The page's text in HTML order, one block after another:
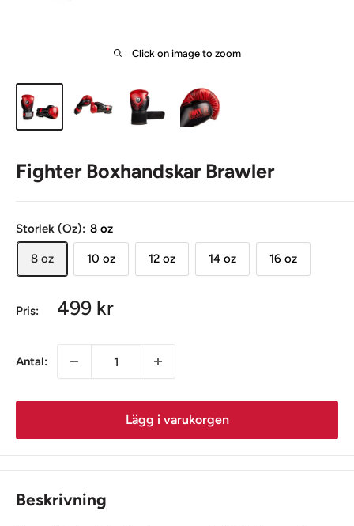
Click on image to zoom
Fighter Boxhandskar Brawler
Storlek (Oz): 8 oz
8 oz 10 oz 12 oz 14 oz 16 oz
Pris:
Sale
499 kr
Antal:
Lägg i varukorgen
Beskrivning